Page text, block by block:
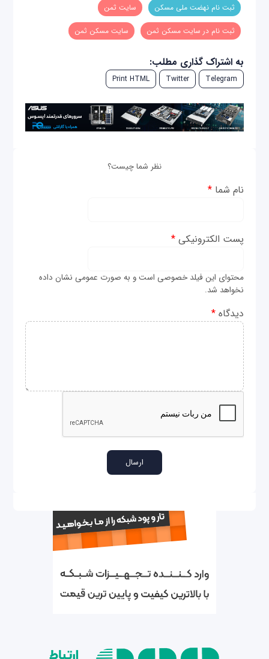
ثبت نام نهضت ملی مسکن سایت ثمن
ثبت نام در سایت مسکن ثمن سایت مسکن ثمن
به اشتراک گذاری مطلب:
Telegram
Twitter
Print HTML
نظر شما چیست؟
نام شما*
پست الکترونیکی*
محتوای این فیلد خصوصی است و به صورت عمومی نشان داده
نخواهد شد.
دیدگاه*